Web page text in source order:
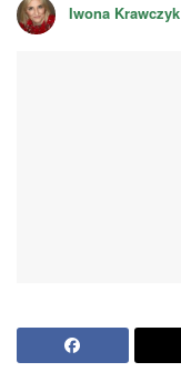
Iwona Krawczyk